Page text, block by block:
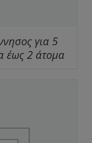
για 5
έως 2 άτομα